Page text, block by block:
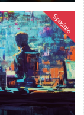
Speciale